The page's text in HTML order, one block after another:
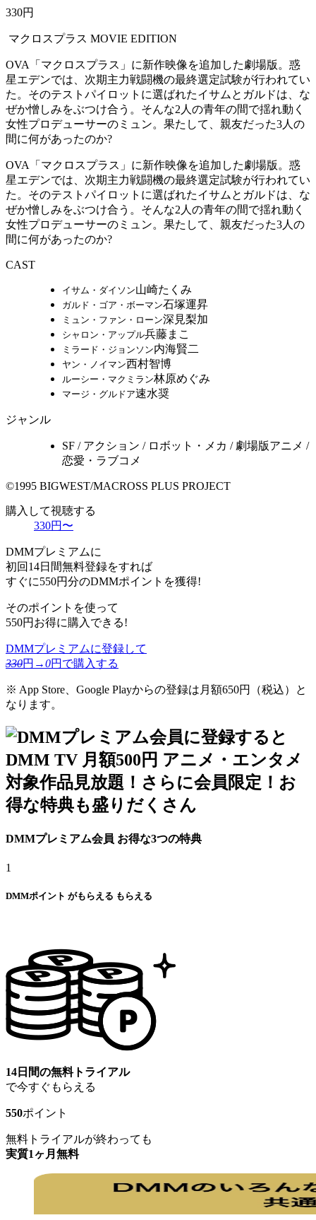
330円
マクロスプラス MOVIE EDITION
OVA「マクロスプラス」に新作映像を追加した劇場版。惑
星エデンでは、次期主力戦闘機の最終選定試験が行われてい
た。そのテストパイロットに選ばれたイサムとガルドは、な
ぜか憎しみをぶつけ合う。そんな2人の青年の間で揺れ動く
女性プロデューサーのミュン。果たして、親友だった3人の
間に何があったのか?
OVA「マクロスプラス」に新作映像を追加した劇場版。惑
星エデンでは、次期主力戦闘機の最終選定試験が行われてい
た。そのテストパイロットに選ばれたイサムとガルドは、な
ぜか憎しみをぶつけ合う。そんな2人の青年の間で揺れ動く
女性プロデューサーのミュン。果たして、親友だった3人の
間に何があったのか?
CAST
イサム・ダイソン山崎たくみ
ガルド・ゴア・ボーマン石塚運昇
ミュン・ファン・ローン深見梨加
シャロン・アップル兵藤まこ
ミラード・ジョンソン内海賢二
ヤン・ノイマン西村智博
ルーシー・マクミラン林原めぐみ
マージ・グルドア速水奨
ジャンル
SF / アクション / ロボット・メカ / 劇場版アニメ /
恋愛・ラブコメ
©1995 BIGWEST/MACROSS PLUS PROJECT
購入して視聴する
330円〜
DMMプレミアムに
初回14日間無料登録をすれば
すぐに550円分のDMMポイントを獲得!
そのポイントを使って
550円お得に購入できる!
DMMプレミアムに登録して
330円→0円で購入する
※ App Store、Google Playからの登録は月額650円（税込）と
なります。
DMMプレミアム会員 お得な3つの特典
1
DMMポイント がもらえる もらえる
14日間の無料トライアル
で今すぐもらえる
550ポイント
無料トライアルが終わっても
実質1ヶ月無料